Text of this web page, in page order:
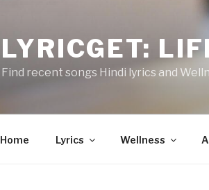
LYRICGET:
Find recent songs Hindi lyrics and
Home Lyrics Wellness